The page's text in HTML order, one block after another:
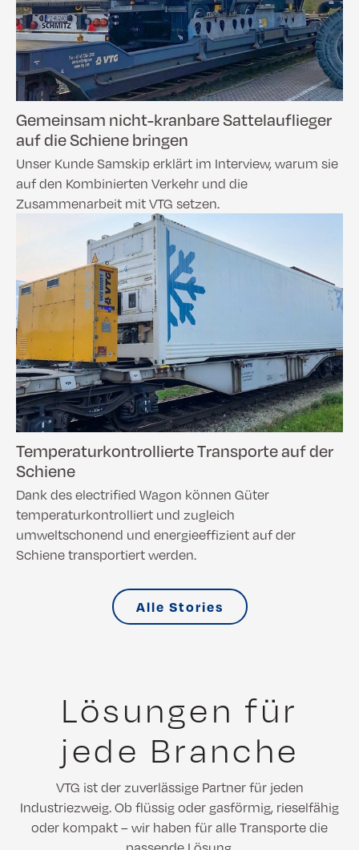
Gemeinsam nicht-kranbare Sattelauflieger
auf die Schiene bringen
Unser Kunde Samskip erklärt im Interview, warum sie
auf den Kombinierten Verkehr und die
Zusammenarbeit mit VTG setzen.
Temperaturkontrollierte Transporte auf der
Schiene
Dank des electrified Wagon können Güter
temperaturkontrolliert und zugleich
umweltschonend und energieeffizient auf der
Schiene transportiert werden.
Alle Stories
Lösungen für
jede Branche
VTG ist der zuverlässige Partner für jeden
Industriezweig. Ob flüssig oder gasförmig, rieselfähig
oder kompakt – wir haben für alle Transporte die